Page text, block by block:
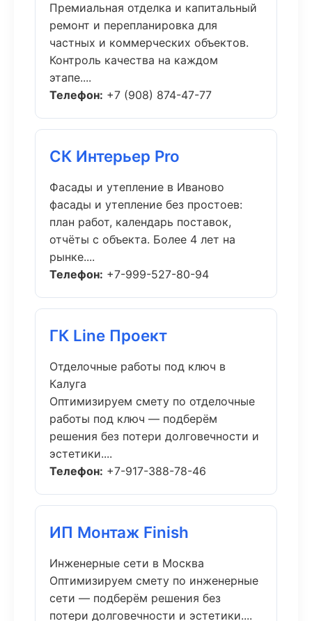
Премиальная отделка и капитальный
ремонт и перепланировка для
частных и коммерческих объектов.
Контроль качества на каждом
этапе....
Телефон: +7 (908) 874-47-77
СК Интерьер Pro
Фасады и утепление в Иваново
фасады и утепление без простоев:
план работ, календарь поставок,
отчёты с объекта. Более 4 лет на
рынке....
Телефон: +7-999-527-80-94
ГК Line Проект
Отделочные работы под ключ в
Калуга
Оптимизируем смету по отделочные
работы под ключ — подберём
решения без потери долговечности и
эстетики....
Телефон: +7-917-388-78-46
ИП Монтаж Finish
Инженерные сети в Москва
Оптимизируем смету по инженерные
сети — подберём решения без
потери долговечности и эстетики....